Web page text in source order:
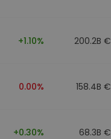
+1.10% 200.2B €
0.00% 158.4B €
+0.30% 68.3B €